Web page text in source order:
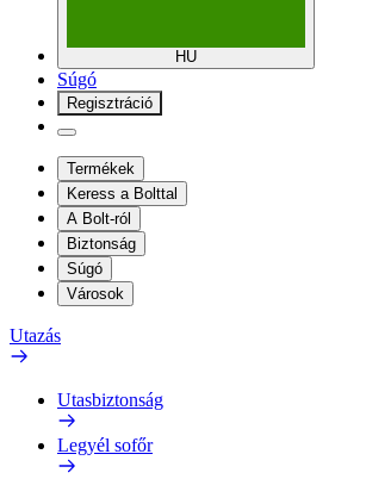
HU
Súgó
Regisztráció
Termékek
Keress a Bolttal
A Bolt-ról
Biztonság
Súgó
Városok
Utazás
Utasbiztonság
Legyél sofőr